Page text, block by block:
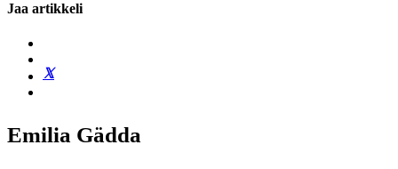
Jaa artikkeli
Emilia Gädda